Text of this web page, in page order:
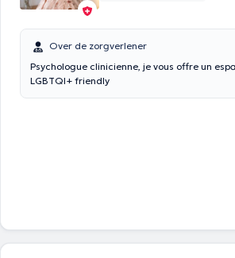
Over de zorgverlener
Psychologue clinicienne, je vous offre un
LGBTQI+ friendly